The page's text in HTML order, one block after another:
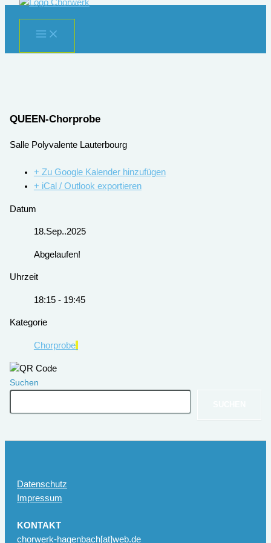
springen
QUEEN-Chorprobe
Salle Polyvalente Lauterbourg
+ Zu Google Kalender hinzufügen
+ iCal / Outlook exportieren
Datum
18.Sep..2025
Abgelaufen!
Uhrzeit
18:15 - 19:45
Kategorie
Chorprobe
Suchen
Datenschutz
Impressum
KONTAKT
chorwerk-hagenbach[at]web.de